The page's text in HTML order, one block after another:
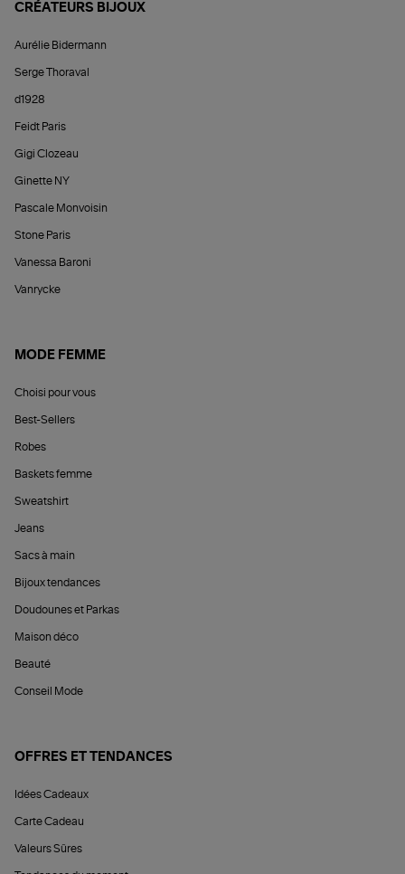
CRÉATEURS BIJOUX
Aurélie Bidermann
Serge Thoraval
d1928
Feidt Paris
Gigi Clozeau
Ginette NY
Pascale Monvoisin
Stone Paris
Vanessa Baroni
Vanrycke
MODE FEMME
Choisi pour vous
Best-Sellers
Robes
Baskets femme
Sweatshirt
Jeans
Sacs à main
Bijoux tendances
Doudounes et Parkas
Maison déco
Beauté
Conseil Mode
OFFRES ET TENDANCES
Idées Cadeaux
Carte Cadeau
Valeurs Sûres